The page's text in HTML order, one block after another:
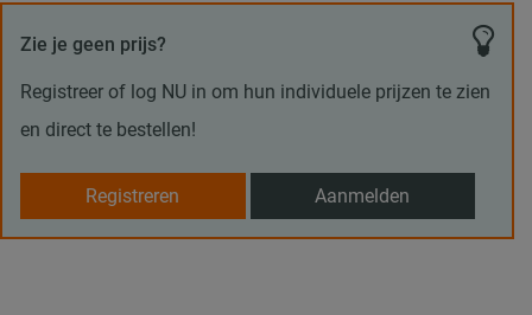
Zie je geen prijs?
Registreer of log NU in om hun individuele prijzen te zien
en direct te bestellen!
Registreren Aanmelden